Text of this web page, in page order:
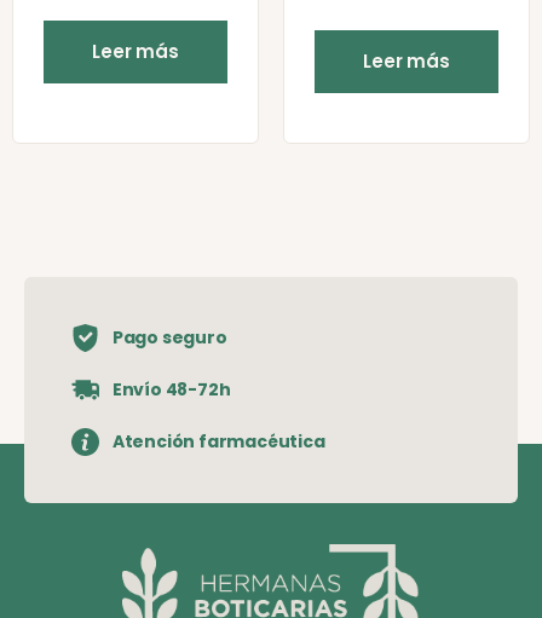
Leer más Leer más
Pago seguro
Envío 48-72h
Atención farmacéutica